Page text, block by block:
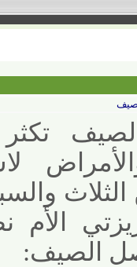
تكثر
الأم
الصيف: